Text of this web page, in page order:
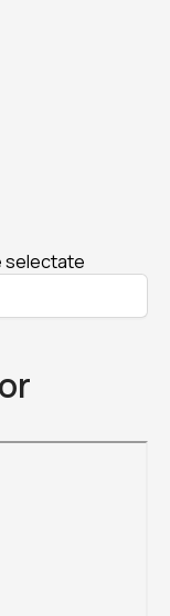
selectate